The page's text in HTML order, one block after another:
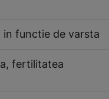
functie de varsta
fertilitatea